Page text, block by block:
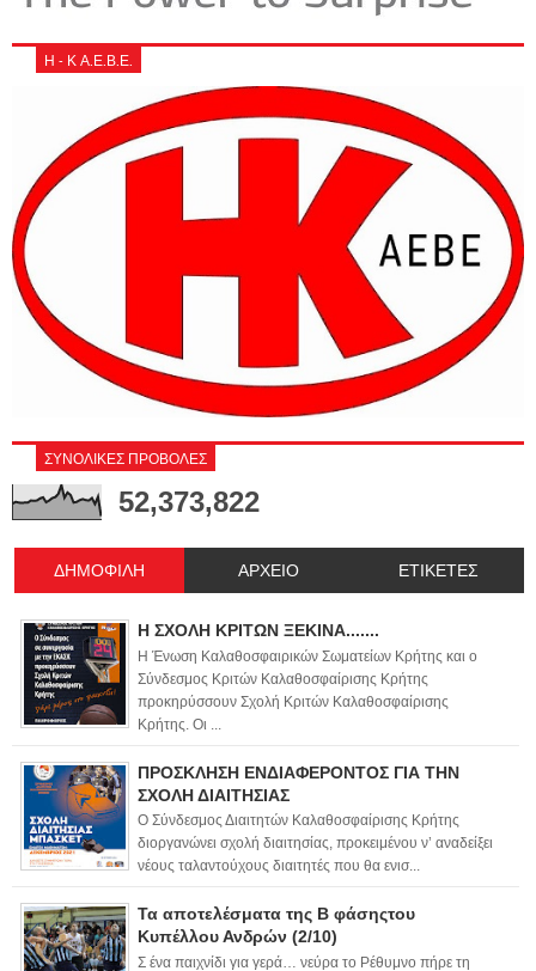
Η - Κ Α.Ε.Β.Ε.
ΣΥΝΟΛΙΚΕΣ ΠΡΟΒΟΛΕΣ
52,373,822
ΔΗΜΟΦΙΛΗ ΑΡΧΕΙΟ ΕΤΙΚΕΤΕΣ
Η ΣΧΟΛΗ ΚΡΙΤΩΝ ΞΕΚΙΝΑ.......
Η Ένωση Καλαθοσφαιρικών Σωματείων Κρήτης και ο
Σύνδεσμος Κριτών Καλαθοσφαίρισης Κρήτης
προκηρύσσουν Σχολή Κριτών Καλαθοσφαίρισης
Κρήτης. Οι ...
ΠΡΟΣΚΛΗΣΗ ΕΝΔΙΑΦΕΡΟΝΤΟΣ ΓΙΑ ΤΗΝ
ΣΧΟΛΗ ΔΙΑΙΤΗΣΙΑΣ
Ο Σύνδεσμος Διαιτητών Καλαθοσφαίρισης Κρήτης
διοργανώνει σχολή διαιτησίας, προκειμένου ν’ αναδείξει
νέους ταλαντούχους διαιτητές που θα ενισ...
Τα αποτελέσματα της Β φάσηςτου
Κυπέλλου Ανδρών (2/10)
Σ ένα παιχνίδι για γερά… νεύρα το Ρέθυμνο πήρε τη